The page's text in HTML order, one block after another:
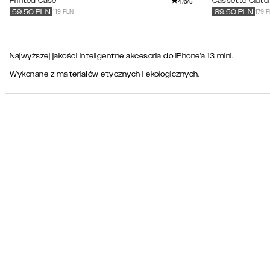
119 PLN
59.50 PLN
179
89.50 PLN
Najwyższej jakości inteligentne akcesoria do iPhone’a 13 mini.
Wykonane z materiałów etycznych i ekologicznych.